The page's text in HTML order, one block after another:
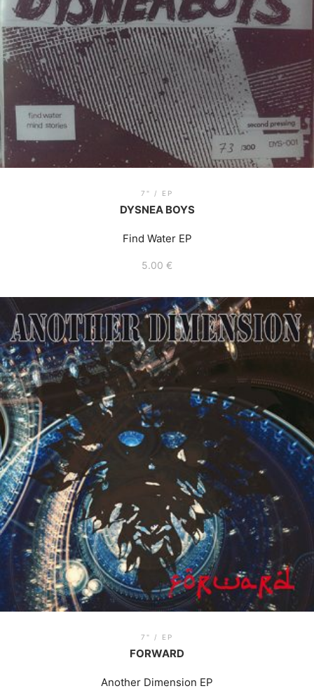
7" / EP
DYSNEA BOYS
Find Water EP
5.00 €
7" / EP
FORWARD
Another Dimension EP